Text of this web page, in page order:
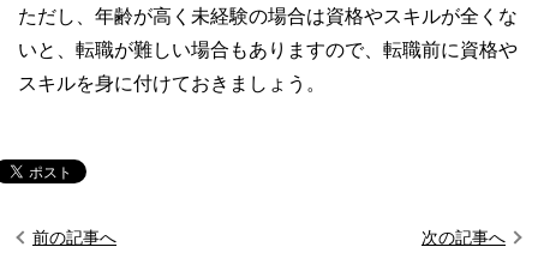
ただし、年齢が高く未経験の場合は資格やスキルが全くな
いと、転職が難しい場合もありますので、転職前に資格や
スキルを身に付けておきましょう。
前の記事へ 次の記事へ